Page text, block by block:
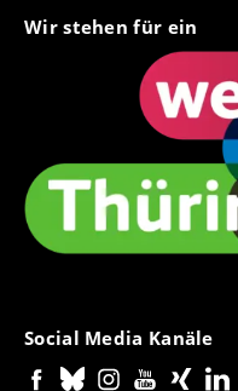
Wir stehen für ein
Social Media Kanäle